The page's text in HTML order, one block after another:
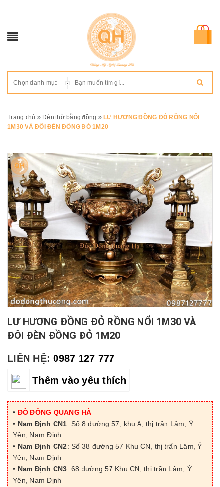
Chọn danh mục
Trang chủ Đèn thờ bằng đồng
LƯ HƯƠNG ĐỒNG ĐỎ RỒNG NỔI
1M30 VÀ ĐÔI ĐÈN ĐỒNG ĐỎ 1M20
LƯ HƯƠNG ĐỒNG ĐỎ RỒNG NỔI 1M30 VÀ
ĐÔI ĐÈN ĐỒNG ĐỎ 1M20
LIÊN HỆ:0987 127 777
Thêm vào yêu thích
• ĐỒ ĐỒNG QUANG HÀ
• Nam Định CN1: Số 8 đường 57, khu A, thị trần Lâm, Ý
Yên, Nam Định
• Nam Định CN2: Số 38 đường 57 Khu CN, thị trấn Lâm, Ý
Yên, Nam Định
• Nam Định CN3: 68 đường 57 Khu CN, thị trần Lâm, Ý
Yên, Nam Định